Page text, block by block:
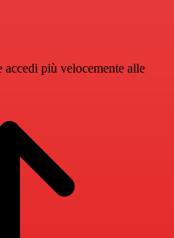
più velocemente alle